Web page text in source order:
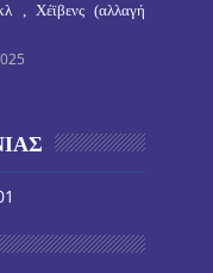
, Χέϊβενς (αλλαγή